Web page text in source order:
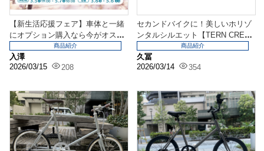
【新生活応援フェア】車体と一緒
にオプション購入なら今がオスス
メ！学生さんならポイ...
入澤
2026/03/15
208
商品紹介
セカンドバイクに！美しいホリゾ
ンタルシルエット【TERN CRES
久冨
2026/03/14
354
商品紹介